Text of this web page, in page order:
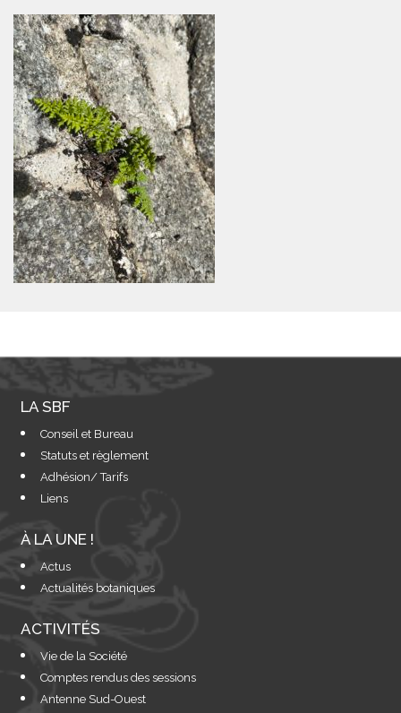
LA SBF
Conseil et Bureau
Statuts et règlement
Adhésion/ Tarifs
Liens
À LA UNE !
Actus
Actualités botaniques
ACTIVITÉS
Vie de la Société
Comptes rendus des sessions
Antenne Sud-Ouest